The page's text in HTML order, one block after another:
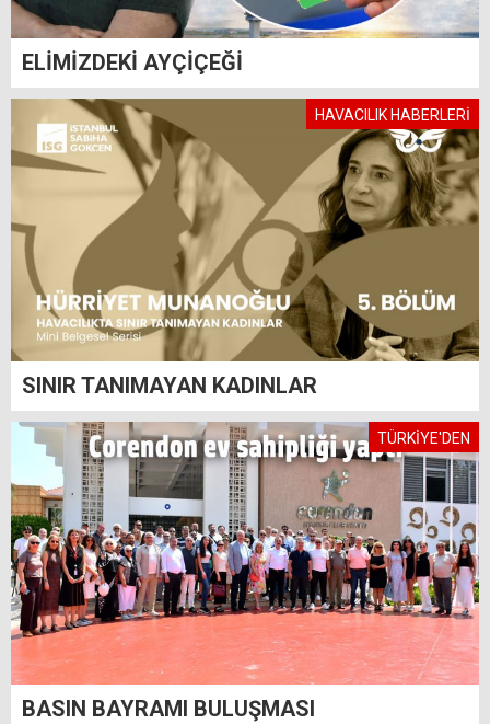
ELİMİZDEKİ AYÇİÇEĞİ
HAVACILIK HABERLERİ
SINIR TANIMAYAN KADINLAR
TÜRKİYE'DEN
BASIN BAYRAMI BULUŞMASI